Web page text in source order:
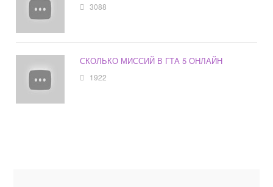
3088
СКОЛЬКО МИССИЙ В ГТА 5 ОНЛАЙН
1922